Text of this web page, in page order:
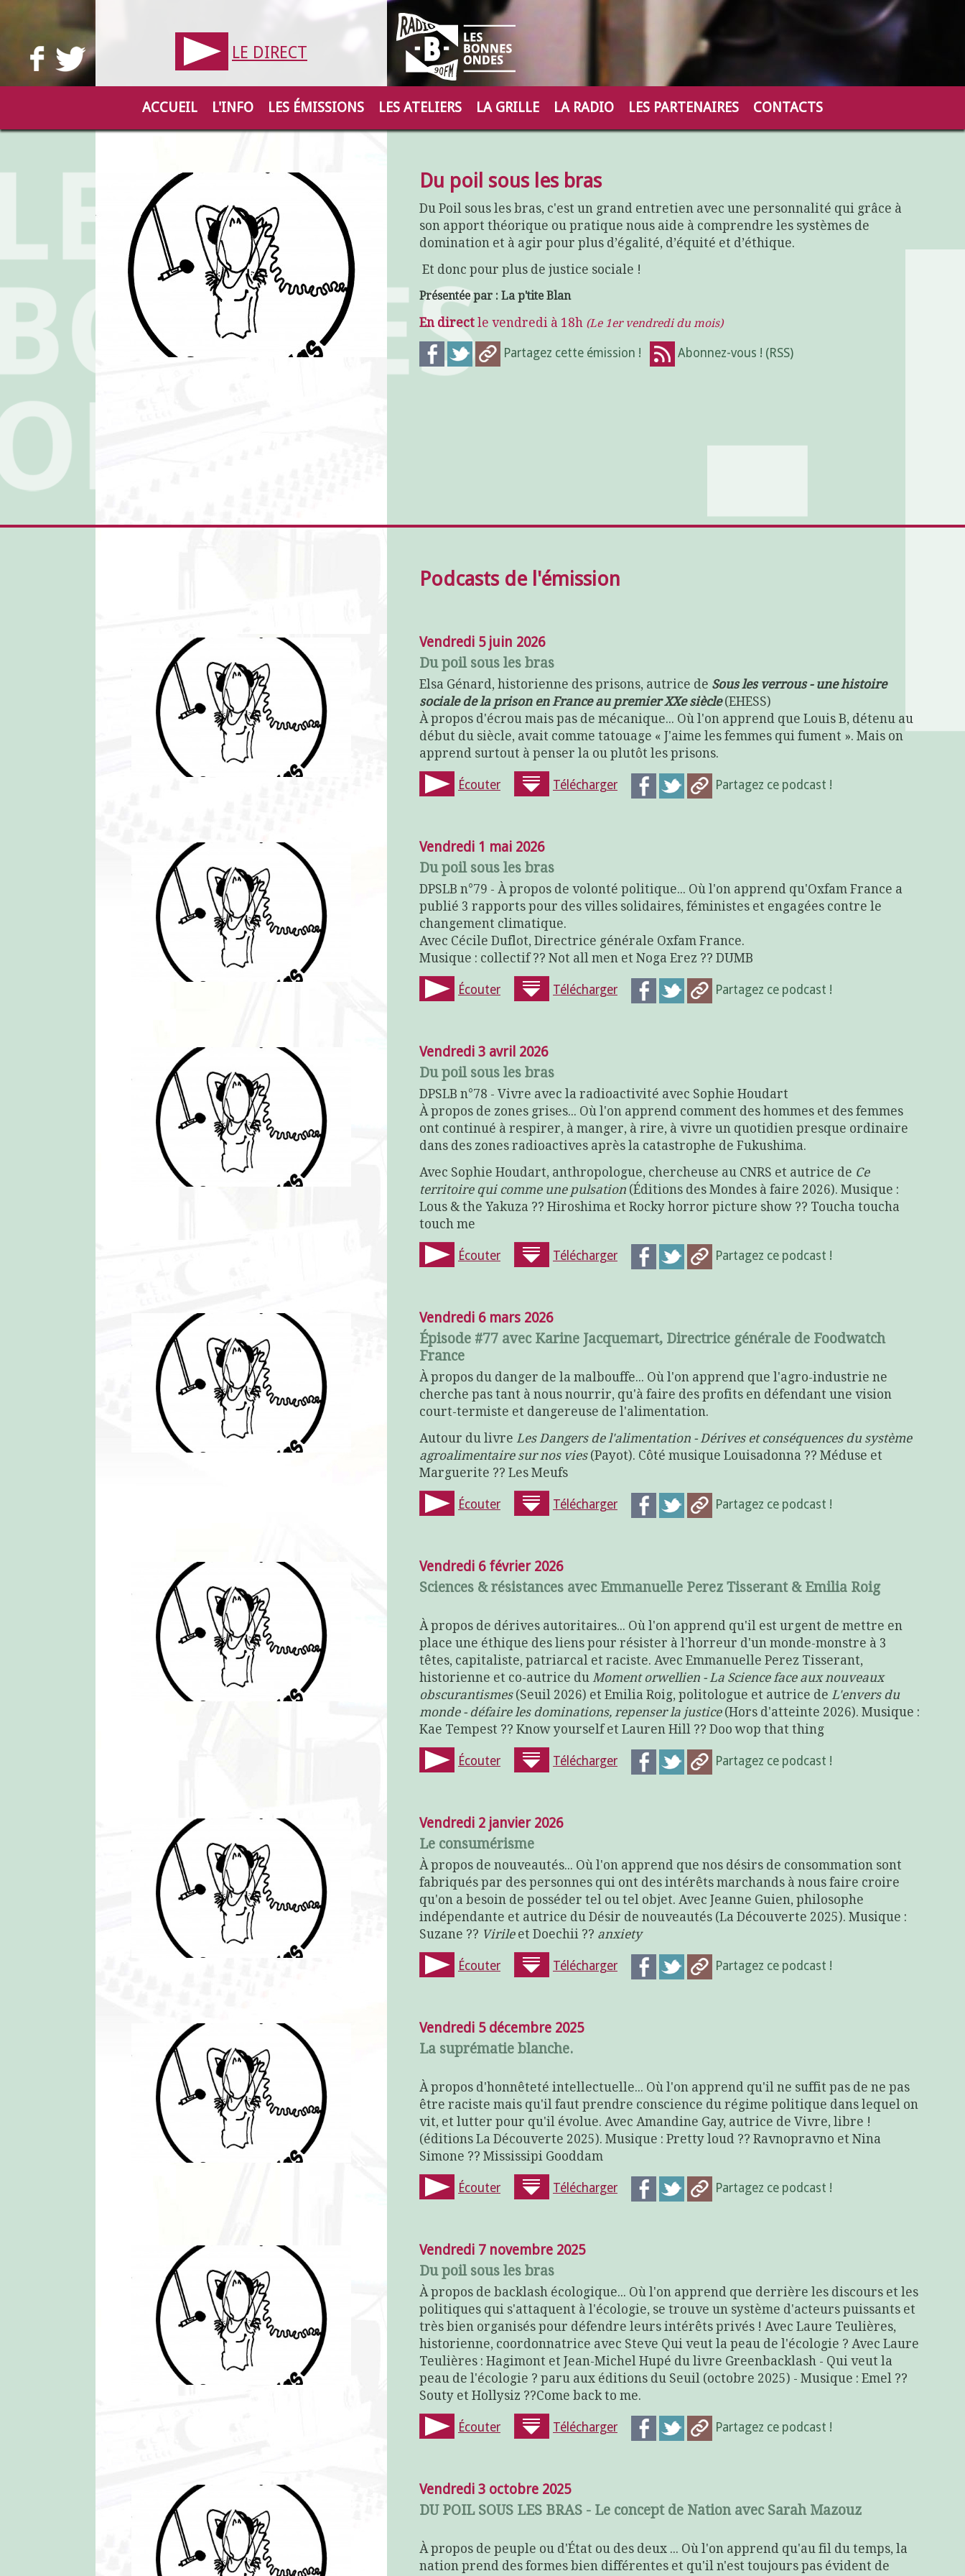
LE DIRECT
ACCUEIL L'INFO LES ÉMISSIONS LES ATELIERS LA GRILLE LA RADIO LES PARTENAIRES CONTACTS
Du poil sous les bras
Du Poil sous les bras, c'est un grand entretien avec une personnalité qui grâce à
son apport théorique ou pratique nous aide à comprendre les systèmes de
domination et à agir pour plus d’égalité, d’équité et d’éthique.
Et donc pour plus de justice sociale !
Présentée par : La p'tite Blan
En direct le vendredi à 18h (Le 1er vendredi du mois)
Partagez cette émission ! Abonnez-vous ! (RSS)
Podcasts de l'émission
Vendredi 5 juin 2026
Du poil sous les bras
Elsa Génard, historienne des prisons, autrice de Sous les verrous - une histoire
sociale de la prison en France au premier XXe siècle(EHESS)
À propos d'écrou mais pas de mécanique... Où l'on apprend que Louis B, détenu au
début du siècle, avait comme tatouage « J'aime les femmes qui fument ». Mais on
apprend surtout à penser la ou plutôt les prisons.
Écouter Télécharger Partagez ce podcast !
Vendredi 1 mai 2026
Du poil sous les bras
DPSLB n°79 - À propos de volonté politique... Où l'on apprend qu'Oxfam France a
publié 3 rapports pour des villes solidaires, féministes et engagées contre le
changement climatique.
Avec Cécile Duflot, Directrice générale Oxfam France.
Musique : collectif ?? Not all men et Noga Erez ?? DUMB
Écouter Télécharger Partagez ce podcast !
Vendredi 3 avril 2026
Du poil sous les bras
DPSLB n°78 - Vivre avec la radioactivité avec Sophie Houdart
À propos de zones grises... Où l'on apprend comment des hommes et des femmes
ont continué à respirer, à manger, à rire, à vivre un quotidien presque ordinaire
dans des zones radioactives après la catastrophe de Fukushima.
Avec Sophie Houdart, anthropologue, chercheuse au CNRS et autrice de Ce
territoire qui comme une pulsation (Éditions des Mondes à faire 2026). Musique :
Lous & the Yakuza ?? Hiroshima et Rocky horror picture show ?? Toucha toucha
touch me
Écouter Télécharger Partagez ce podcast !
Vendredi 6 mars 2026
Épisode #77 avec Karine Jacquemart, Directrice générale de Foodwatch
France
À propos du danger de la malbouffe... Où l'on apprend que l'agro-industrie ne
cherche pas tant à nous nourrir, qu'à faire des profits en défendant une vision
court-termiste et dangereuse de l'alimentation.
Autour du livre Les Dangers de l'alimentation - Dérives et conséquences du système
agroalimentaire sur nos vies (Payot). Côté musique Louisadonna ?? Méduse et
Marguerite ?? Les Meufs
Écouter Télécharger Partagez ce podcast !
Vendredi 6 février 2026
Sciences & résistances avec Emmanuelle Perez Tisserant & Emilia Roig
À propos de dérives autoritaires... Où l'on apprend qu'il est urgent de mettre en
place une éthique des liens pour résister à l'horreur d'un monde-monstre à 3
têtes, capitaliste, patriarcal et raciste. Avec Emmanuelle Perez Tisserant,
historienne et co-autrice du Moment orwellien - La Science face aux nouveaux
obscurantismes(Seuil 2026) et Emilia Roig, politologue et autrice de L'envers du
monde - défaire les dominations, repenser la justice(Hors d'atteinte 2026). Musique :
Kae Tempest ?? Know yourself et Lauren Hill ?? Doo wop that thing
Écouter Télécharger Partagez ce podcast !
Vendredi 2 janvier 2026
Le consumérisme
À propos de nouveautés... Où l'on apprend que nos désirs de consommation sont
fabriqués par des personnes qui ont des intérêts marchands à nous faire croire
qu'on a besoin de posséder tel ou tel objet. Avec Jeanne Guien, philosophe
indépendante et autrice du Désir de nouveautés (La Découverte 2025). Musique :
Suzane ?? Virileet Doechii ?? anxiety
Écouter Télécharger Partagez ce podcast !
Vendredi 5 décembre 2025
La suprématie blanche.
À propos d'honnêteté intellectuelle... Où l'on apprend qu'il ne suffit pas de ne pas
être raciste mais qu'il faut prendre conscience du régime politique dans lequel on
vit, et lutter pour qu'il évolue. Avec Amandine Gay, autrice de Vivre, libre !
(éditions La Découverte 2025). Musique : Pretty loud ?? Ravnopravno et Nina
Simone ?? Mississipi Gooddam
Écouter Télécharger Partagez ce podcast !
Vendredi 7 novembre 2025
Du poil sous les bras
À propos de backlash écologique... Où l'on apprend que derrière les discours et les
politiques qui s'attaquent à l'écologie, se trouve un système d'acteurs puissants et
très bien organisés pour défendre leurs intérêts privés ! Avec Laure Teulières,
historienne, coordonnatrice avec Steve Qui veut la peau de l'écologie ? Avec Laure
Teulières : Hagimont et Jean-Michel Hupé du livre Greenbacklash - Qui veut la
peau de l'écologie ? paru aux éditions du Seuil (octobre 2025) - Musique : Emel ??
Souty et Hollysiz ??Come back to me.
Écouter Télécharger Partagez ce podcast !
Vendredi 3 octobre 2025
DU POIL SOUS LES BRAS - Le concept de Nation avec Sarah Mazouz
À propos de peuple ou d'État ou des deux ... Où l'on apprend qu'au fil du temps, la
nation prend des formes bien différentes et qu'il n'est toujours pas évident de